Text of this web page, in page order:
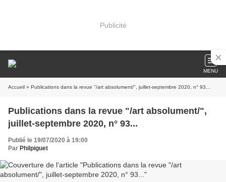
Publicité
MENU
Accueil » Publications dans la revue "/art absolument/", juillet-septembre 2020, n° 93...
Publications dans la revue "/art absolument/",
juillet-septembre 2020, n° 93...
Publié le 19/07/2020 à 19:00
Par Philpiguet